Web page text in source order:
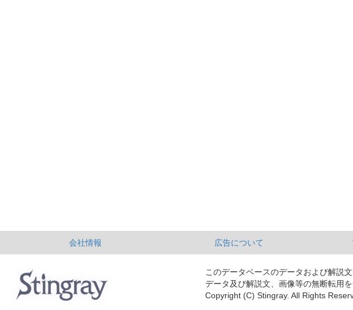
会社情報 広告について
このデータベースのデータおよび解説
データ及び解説文、画像等の無断転用を
Copyright (C) Stingray. All Rights